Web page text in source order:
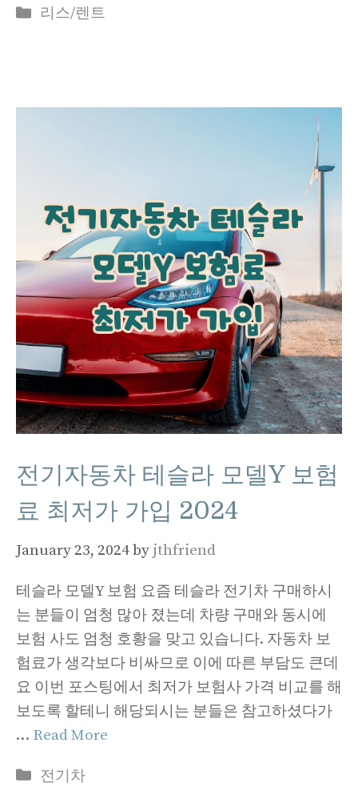
Categories
리스/렌트
전기자동차 테슬라 모델Y 보험
료 최저가 가입 2024
January 23, 2024by jthfriend
테슬라 모델Y 보험 요즘 테슬라 전기차 구매하시
는 분들이 엄청 많아 졌는데 차량 구매와 동시에
보험 사도 엄청 호황을 맞고 있습니다. 자동차 보
험료가 생각보다 비싸므로 이에 따른 부담도 큰데
요 이번 포스팅에서 최저가 보험사 가격 비교를 해
보도록 할테니 해당되시는 분들은 참고하셨다가
… Read More
Categories
전기차